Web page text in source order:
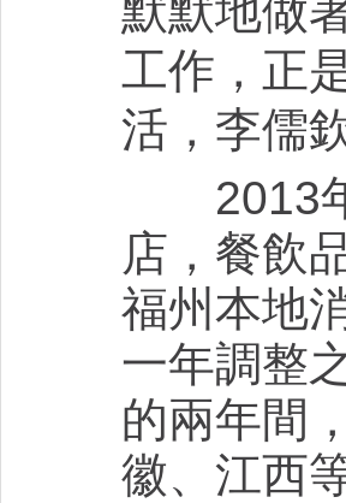
默默地做
工作，正
活，李儒
2013年
店，餐飲
福州本地
一年調整
的兩年間
徽、江西